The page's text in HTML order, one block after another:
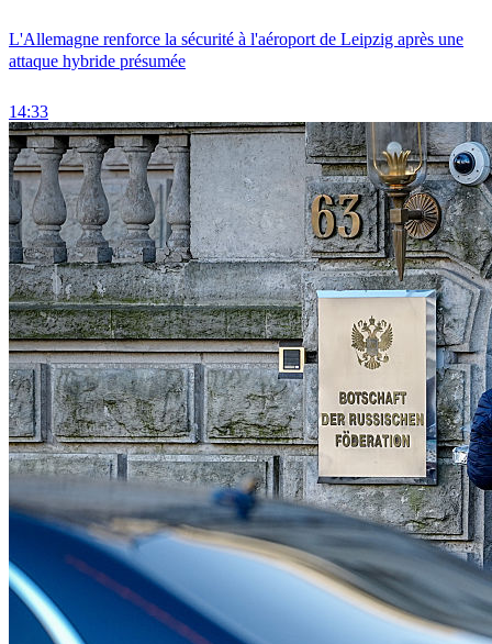
L'Allemagne renforce la sécurité à l'aéroport de Leipzig après une
attaque hybride présumée
14:33